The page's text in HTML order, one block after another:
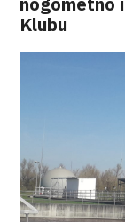
Klubu